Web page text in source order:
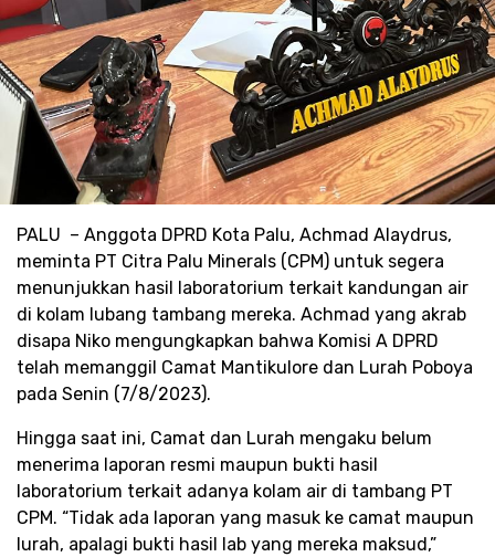
PALU – Anggota DPRD Kota Palu, Achmad Alaydrus,
meminta PT Citra Palu Minerals (CPM) untuk segera
menunjukkan hasil laboratorium terkait kandungan air
di kolam lubang tambang mereka. Achmad yang akrab
disapa Niko mengungkapkan bahwa Komisi A DPRD
telah memanggil Camat Mantikulore dan Lurah Poboya
pada Senin (7/8/2023).
Hingga saat ini, Camat dan Lurah mengaku belum
menerima laporan resmi maupun bukti hasil
laboratorium terkait adanya kolam air di tambang PT
CPM. “Tidak ada laporan yang masuk ke camat maupun
lurah, apalagi bukti hasil lab yang mereka maksud,”